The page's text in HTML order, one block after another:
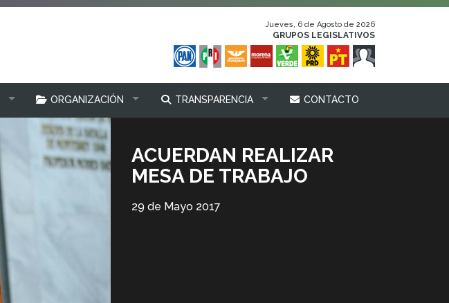
Jueves, 6 de Agosto de 2026
GRUPOS LEGISLATIVOS
ORGANIZACIÓN TRANSPARENCIA CONTACTO
ACUERDAN REALIZAR
MESA DE TRABAJO
29 de Mayo 2017